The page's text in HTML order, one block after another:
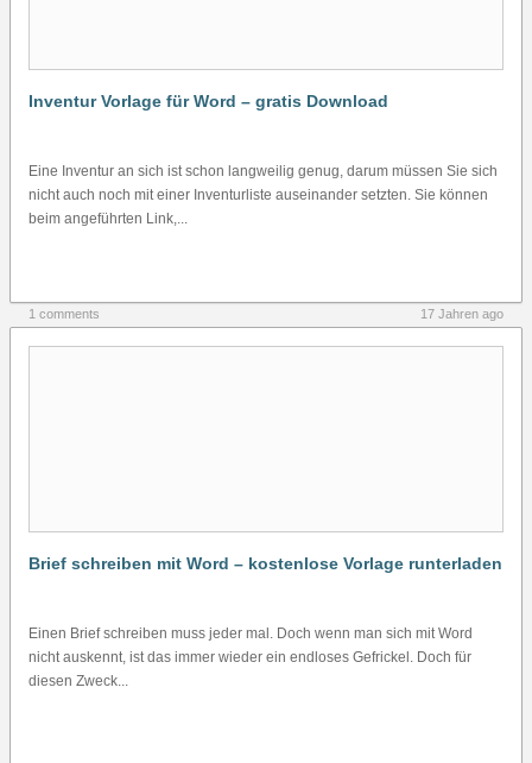
Inventur Vorlage für Word – gratis Download
Eine Inventur an sich ist schon langweilig genug, darum müssen Sie sich
nicht auch noch mit einer Inventurliste auseinander setzten. Sie können
beim angeführten Link,...
1 comments 17 Jahren ago
Brief schreiben mit Word – kostenlose Vorlage runterladen
Einen Brief schreiben muss jeder mal. Doch wenn man sich mit Word
nicht auskennt, ist das immer wieder ein endloses Gefrickel. Doch für
diesen Zweck...